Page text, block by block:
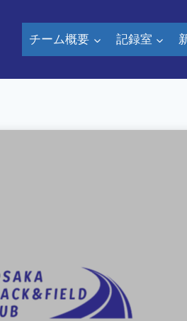
チーム概要 記録室